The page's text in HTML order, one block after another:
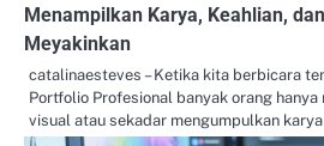
Menampilkan Karya, Keahlian,
Meyakinkan
catalinaesteves – Ketika kita berbicara
Portfolio Profesional banyak orang
visual atau sekadar mengumpulkan